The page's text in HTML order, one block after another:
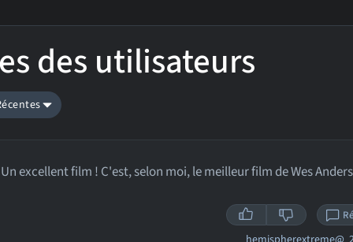
des utilisateurs
Un excellent film ! C'est, selon moi, le meilleur film de Wes